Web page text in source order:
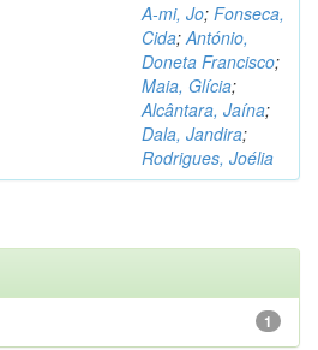
A-mi, Jo; Fonseca,
Cida;António,
Doneta Francisco;
Maia, Glícia;
Alcântara, Jaína;
Dala, Jandira;
Rodrigues, Joélia
1